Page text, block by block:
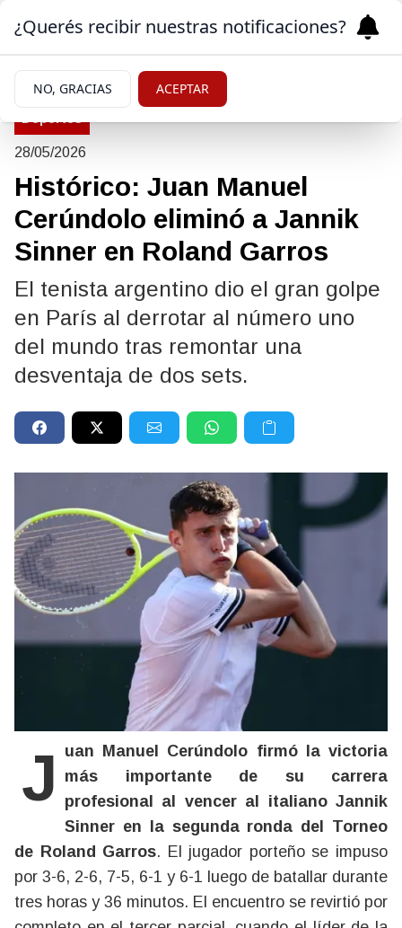
28/05/2026
Histórico: Juan Manuel
Cerúndolo eliminó a Jannik
Sinner en Roland Garros
El tenista argentino dio el gran golpe
en París al derrotar al número uno
del mundo tras remontar una
desventaja de dos sets.
Juan Manuel Cerúndolo firmó la victoria
más importante de su carrera
profesional al vencer al italiano Jannik
Sinner en la segunda ronda del Torneo
de Roland Garros. El jugador porteño se impuso
por 3-6, 2-6, 7-5, 6-1 y 6-1 luego de batallar durante
tres horas y 36 minutos. El encuentro se revirtió por
¿Querés recibir nuestras notificaciones?
NO, GRACIAS ACEPTAR